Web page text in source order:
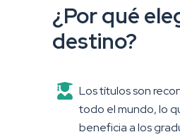
¿Por qué
destino?
Los títulos son
todo el mundo, lo
beneficia a los